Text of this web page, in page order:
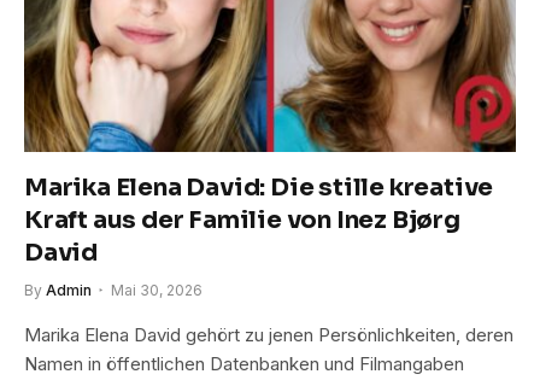
Marika Elena David: Die stille kreative
Kraft aus der Familie von Inez Bjørg
David
By Admin Mai 30, 2026
Marika Elena David gehört zu jenen Persönlichkeiten, deren
Namen in öffentlichen Datenbanken und Filmangaben